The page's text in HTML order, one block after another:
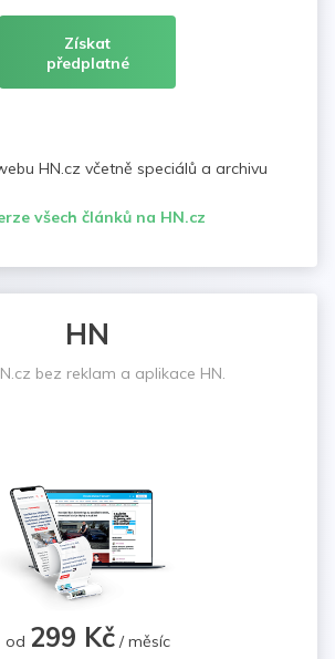
Získat
předplatné
HN.cz včetně speciálů a archivu
všech článků na HN.cz
HN
bez reklam a aplikace HN.
od 299 Kč/ měsíc